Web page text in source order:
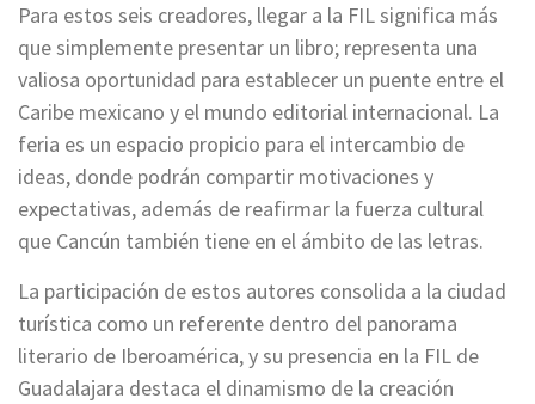
Para estos seis creadores, llegar a la FIL significa más
que simplemente presentar un libro; representa una
valiosa oportunidad para establecer un puente entre el
Caribe mexicano y el mundo editorial internacional. La
feria es un espacio propicio para el intercambio de
ideas, donde podrán compartir motivaciones y
expectativas, además de reafirmar la fuerza cultural
que Cancún también tiene en el ámbito de las letras.
La participación de estos autores consolida a la ciudad
turística como un referente dentro del panorama
literario de Iberoamérica, y su presencia en la FIL de
Guadalajara destaca el dinamismo de la creación